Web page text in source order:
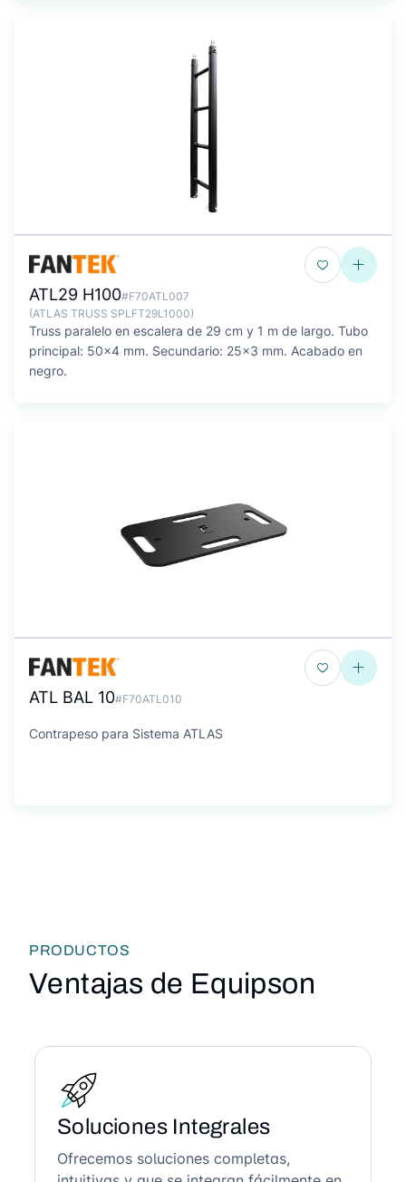
ATL29 H100#F70ATL007
(ATLAS TRUSS SPLFT29L1000)
Truss paralelo en escalera de 29 cm y 1 m de largo. Tubo
principal: 50x4 mm. Secundario: 25x3 mm. Acabado en
negro.
ATL BAL 10#F70ATL010
Contrapeso para Sistema ATLAS
PRODUCTOS
Ventajas de Equipson
Soluciones Integrales
Ofrecemos soluciones completas,